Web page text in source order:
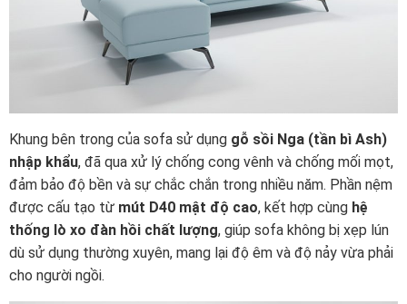
Khung bên trong của sofa sử dụng gỗ sồi Nga (tần bì Ash)
nhập khẩu, đã qua xử lý chống cong vênh và chống mối mọt,
đảm bảo độ bền và sự chắc chắn trong nhiều năm. Phần nệm
được cấu tạo từ mút D40 mật độ cao, kết hợp cùng hệ
thống lò xo đàn hồi chất lượng, giúp sofa không bị xẹp lún
dù sử dụng thường xuyên, mang lại độ êm và độ nảy vừa phải
cho người ngồi.